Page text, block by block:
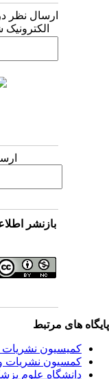
ارسال نظر
الکترونیک
بازنشر
های مرتبط
کمیسیون نشریات
کمسیون نشریات
دانشگاه علوم